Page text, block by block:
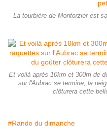
La tourbière de Montorzier est
Et voilà aprés 10km et 300m de
sur l'Aubrac se termine, la
clôturera cette
#Rando du dimanche